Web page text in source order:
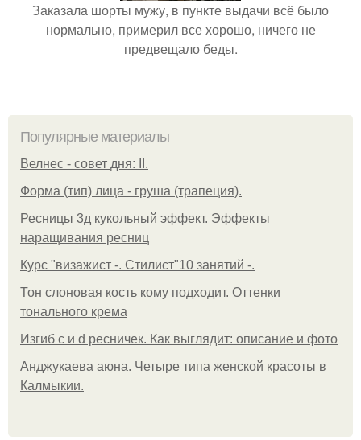
Заказала шорты мужу, в пункте выдачи всё было
нормально, примерил все хорошо, ничего не
предвещало беды.
Популярные материалы
Велнес - совет дня: II.
Форма (тип) лица - груша (трапеция).
Ресницы 3д кукольный эффект. Эффекты
наращивания ресниц
Курс "визажист -. Стилист"10 занятий -.
Тон слоновая кость кому подходит. Оттенки
тонального крема
Изгиб c и d ресничек. Как выглядит: описание и фото
Анджукаева аюна. Четыре типа женской красоты в
Калмыкии.